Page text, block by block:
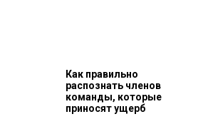
Как правильно
распознать членов
команды, которые
приносят ущерб